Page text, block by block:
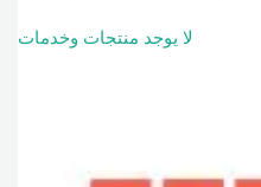
لا يوجد منتجات وخدمات